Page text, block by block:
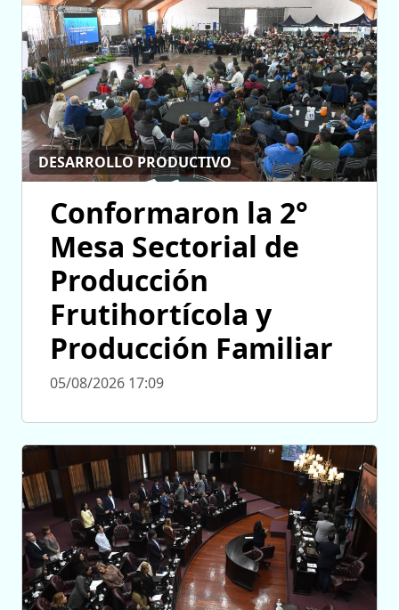
DESARROLLO PRODUCTIVO
Conformaron la 2°
Mesa Sectorial de
Producción
Frutihortícola y
Producción Familiar
05/08/2026 17:09